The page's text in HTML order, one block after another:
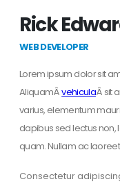
Rick
WEB DEVELOPER
Lorem ipsum dolor sit
AliquamÂvehiculaÂ sit
varius, elementum
dapibus sed lectus non,
quam. Nullam ac
Consectetur